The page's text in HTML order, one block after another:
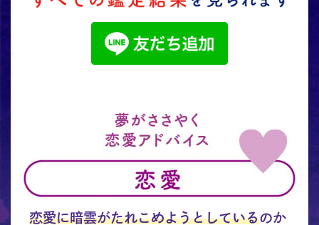
恋愛に暗雲がたれこめようとしているのか